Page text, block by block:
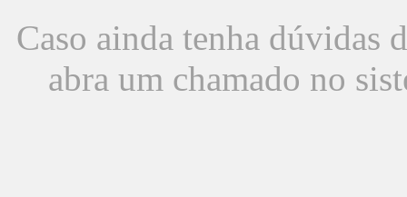
Caso ainda tenha dúvidas
abra um chamado no